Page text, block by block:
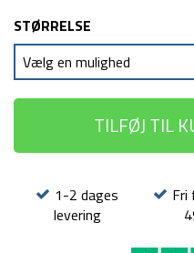
STØRRELSE
TILFØJ TIL
1-2 dages
levering
Fri